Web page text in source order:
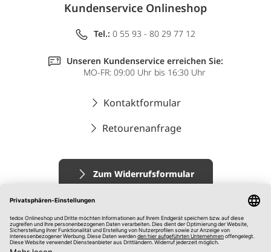
Kundenservice Onlineshop
Tel.: 0 55 93 - 80 29 77 12
Unseren Kundenservice erreichen Sie:
MO-FR: 09:00 Uhr bis 16:30 Uhr
Kontaktformular
Retourenanfrage
Zum Widerrufsformular
Impressum
AGB